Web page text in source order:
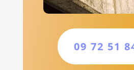
09 72 51